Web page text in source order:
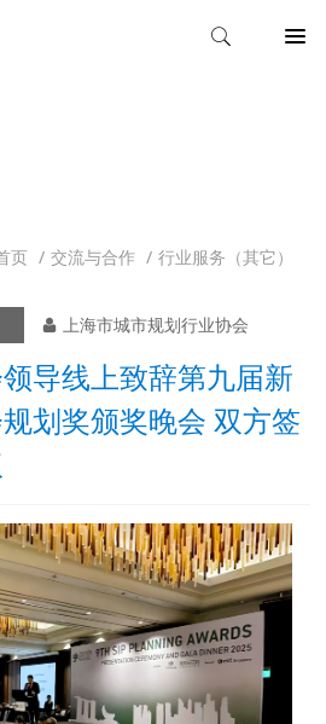
行业服务（其它）
交流与合作
页
上海市城市规划行业协会
导线上致辞第九届新
划奖颁奖晚会 双方签